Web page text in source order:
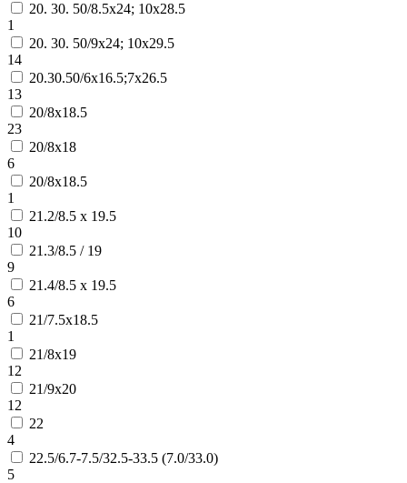
20. 30. 50/8.5х24; 10х28.5
1
20. 30. 50/9х24; 10х29.5
14
20.30.50/6x16.5;7x26.5
13
20/8x18.5
23
20/8х18
6
20/8х18.5
1
21.2/8.5 х 19.5
10
21.3/8.5 / 19
9
21.4/8.5 х 19.5
6
21/7.5х18.5
1
21/8х19
12
21/9х20
12
22
4
22.5/6.7-7.5/32.5-33.5 (7.0/33.0)
5